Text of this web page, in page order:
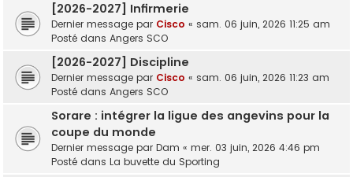
[2026-2027] Infirmerie
Dernier message par Cisco « sam. 06 juin, 2026 11:25 am
Posté dans Angers SCO
[2026-2027] Discipline
Dernier message par Cisco « sam. 06 juin, 2026 11:23 am
Posté dans Angers SCO
Sorare : intégrer la ligue des angevins pour la
coupe du monde
Dernier message par Dam « mer. 03 juin, 2026 4:46 pm
Posté dans La buvette du Sporting